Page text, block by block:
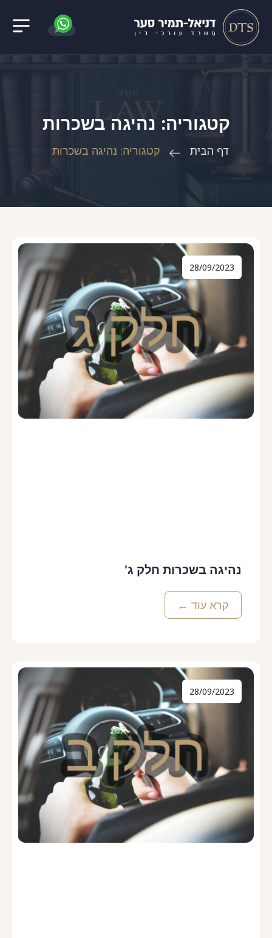
קטגוריה: נהיגה בשכרות
דף הבית קטגוריה: נהיגה בשכרות
נהיגה בשכרות חלק ג'
קרא עוד ←
28/09/2023
28/09/2023